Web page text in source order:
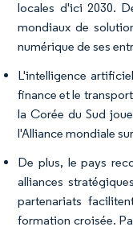
locales d'ici 2030.
mondiaux de
numérique de ses
L'intelligence
finance et le
la Corée du Sud
l'Alliance mondiale
De plus, le pays
alliances
partenariats
formation croisée.